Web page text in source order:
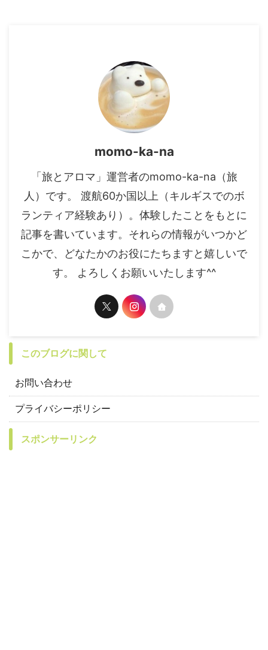
momo-ka-na
「旅とアロマ」運営者のmomo-ka-na（旅
人）です。 渡航60か国以上（キルギスでのボ
ランティア経験あり）。体験したことをもとに
記事を書いています。それらの情報がいつかど
こかで、どなたかのお役にたちますと嬉しいで
す。 よろしくお願いいたします^^
このブログに関して
お問い合わせ
プライバシーポリシー
スポンサーリンク